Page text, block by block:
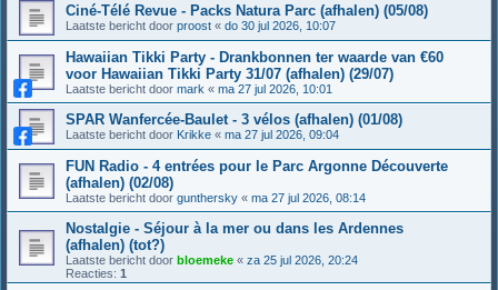
Ciné-Télé Revue - Packs Natura Parc (afhalen) (05/08)
Laatste bericht door proost « do 30 jul 2026, 10:07
Hawaiian Tikki Party - Drankbonnen ter waarde van €60
voor Hawaiian Tikki Party 31/07 (afhalen) (29/07)
Laatste bericht door mark « ma 27 jul 2026, 10:01
SPAR Wanfercée-Baulet - 3 vélos (afhalen) (01/08)
Laatste bericht door Krikke « ma 27 jul 2026, 09:04
FUN Radio - 4 entrées pour le Parc Argonne Découverte
(afhalen) (02/08)
Laatste bericht door gunthersky « ma 27 jul 2026, 08:14
Nostalgie - Séjour à la mer ou dans les Ardennes
(afhalen) (tot?)
Laatste bericht door bloemeke « za 25 jul 2026, 20:24
Reacties: 1